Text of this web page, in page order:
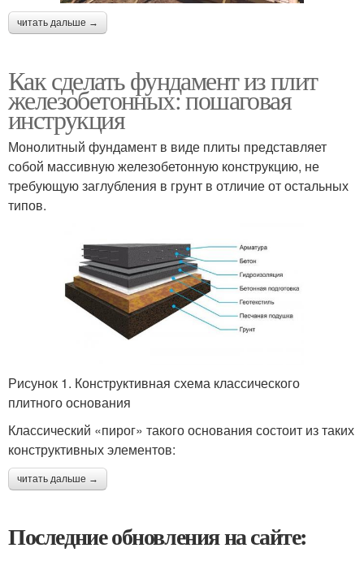
читать дальше →
Как сделать фундамент из плит
железобетонных: пошаговая
инструкция
Монолитный фундамент в виде плиты представляет
собой массивную железобетонную конструкцию, не
требующую заглубления в грунт в отличие от остальных
типов.
Рисунок 1. Конструктивная схема классического
плитного основания
Классический «пирог» такого основания состоит из таких
конструктивных элементов:
читать дальше →
Последние обновления на сайте: